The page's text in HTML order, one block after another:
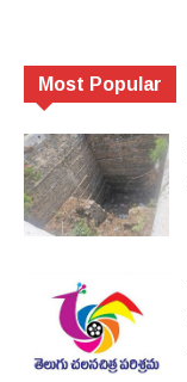
Most Popular